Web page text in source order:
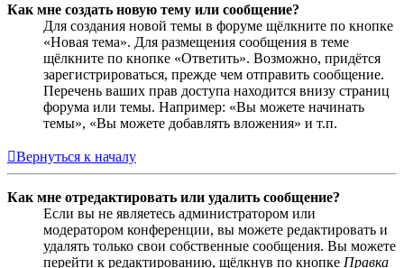
Как мне создать новую тему или сообщение?
Для создания новой темы в форуме щёлкните по кнопке
«Новая тема». Для размещения сообщения в теме
щёлкните по кнопке «Ответить». Возможно, придётся
зарегистрироваться, прежде чем отправить сообщение.
Перечень ваших прав доступа находится внизу страниц
форума или темы. Например: «Вы можете начинать
темы», «Вы можете добавлять вложения» и т.п.
Вернуться к началу
Как мне отредактировать или удалить сообщение?
Если вы не являетесь администратором или
модератором конференции, вы можете редактировать и
удалять только свои собственные сообщения. Вы можете
перейти к редактированию, щёлкнув по кнопке Правка